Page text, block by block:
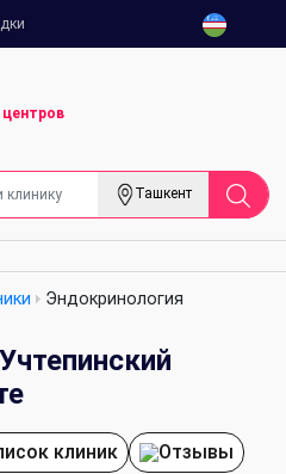
Ташкент
Эндокринология
клиник Отзывы